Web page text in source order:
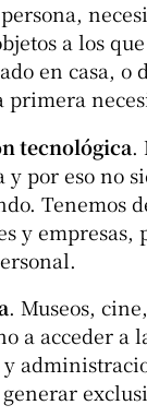
a los
en casa, o
tecnológica.
por eso no
Tenemos
y empresas,
. Museos,
a acceder a